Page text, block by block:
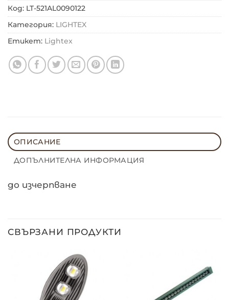
Код: LT-521AL0090122
Категория: LIGHTEX
Етикет: Lightex
ОПИСАНИЕ
ДОПЪЛНИТЕЛНА ИНФОРМАЦИЯ
до изчерпване
СВЪРЗАНИ ПРОДУКТИ